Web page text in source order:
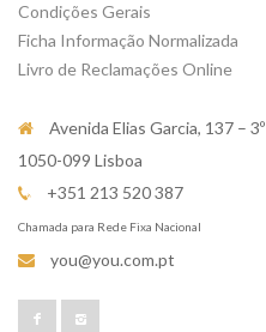
Condições Gerais
Ficha Informação Normalizada
Livro de Reclamações Online
Avenida Elias Garcia, 137 – 3º
1050-099 Lisboa
+351 213 520 387
Chamada para Rede Fixa Nacional
you@you.com.pt